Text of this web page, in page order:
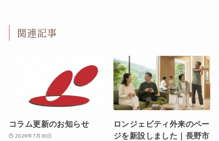
関連記事
コラム更新のお知らせ
2026年7月30日
ロンジェビティ外来のペー
ジを新設しました｜長野市